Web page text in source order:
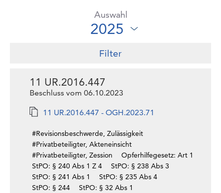
Auswahl
Filter
11 UR.2016.447
Beschluss vom 06.10.2023
11 UR.2016.447 - OGH.2023.71
#Revisionsbeschwerde, Zulässigkeit
#Privatbeteiligter, Akteneinsicht
#Privatbeteiligter, Zession
Opferhilfegesetz: Art 1
StPO: § 240 Abs 1 Z 4
StPO: § 238 Abs 3
StPO: § 241 Abs 1
StPO: § 235 Abs 4
StPO: § 244
StPO: § 32 Abs 1